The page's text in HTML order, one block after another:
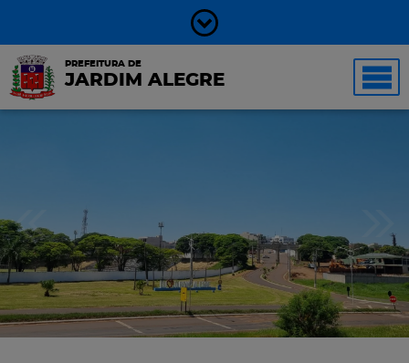
PREFEITURA DE
JARDIM ALEGRE